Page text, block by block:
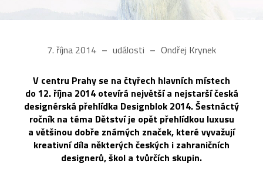
7. října 2014 události Ondřej Krynek
V centru Prahy se na čtyřech hlavních místech
do 12. října 2014 otevírá největší a nejstarší česká
designérská přehlídka Designblok 2014. Šestnáctý
ročník na téma Dětství je opět přehlídkou luxusu
a většinou dobře známých značek, které vyvažují
kreativní díla některých českých i zahraničních
designerů, škol a tvůrčích skupin.